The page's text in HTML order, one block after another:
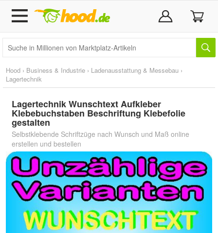
Hood › Business & Industrie › Ladenausstattung & Messebau ›
Lagertechnik
Lagertechnik Wunschtext Aufkleber
Klebebuchstaben Beschriftung Klebefolie
gestalten
Selbstklebende Schriftzüge nach Wunsch und Maß online
erstellen und bestellen